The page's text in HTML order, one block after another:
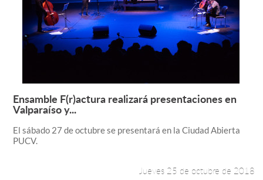
Leer más +
Ensamble F(r)actura realizará presentaciones en
Valparaíso y...
El sábado 27 de octubre se presentará en la Ciudad Abierta
PUCV.
Jueves 25 de octubre de 2018